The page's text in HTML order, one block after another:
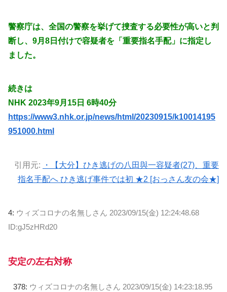
警察庁は、全国の警察を挙げて捜査する必要性が高いと判
断し、9月8日付けで容疑者を「重要指名手配」に指定し
ました。
続きは
NHK 2023年9月15日 6時40分
https://www3.nhk.or.jp/news/html/20230915/k10014195
951000.html
引用元:
・【大分】ひき逃げの八田與一容疑者(27)、重要
指名手配へ ひき逃げ事件では初 ★2 [おっさん友の会★]
4: ウィズコロナの名無しさん 2023/09/15(金) 12:24:48.68
ID:gJ5zHRd20
安定の左右対称
378: ウィズコロナの名無しさん 2023/09/15(金) 14:23:18.95